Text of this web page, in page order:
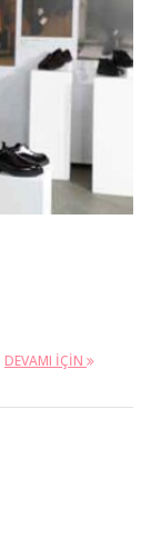
DEVAMI IÇIN